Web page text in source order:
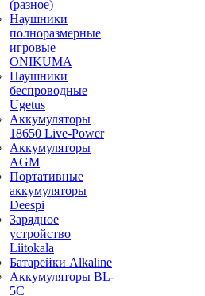
(разное)
Наушники
полноразмерные
игровые
ONIKUMA
Наушники
беспроводные
Ugetus
Аккумуляторы
18650 Live-Power
Аккумуляторы
АGM
Портативные
аккумуляторы
Deespi
Зарядное
устройство
Liitokala
Батарейки Alkaline
Аккумуляторы BL-
5C